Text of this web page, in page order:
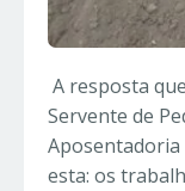
A resposta
Servente de
Aposentadoria
esta: os